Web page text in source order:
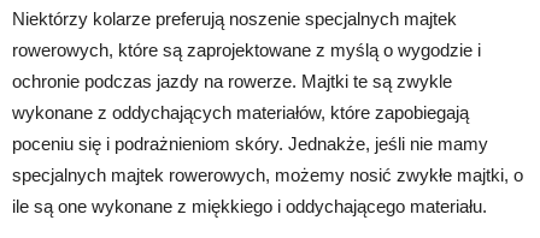
Niektórzy kolarze preferują noszenie specjalnych majtek
rowerowych, które są zaprojektowane z myślą o wygodzie i
ochronie podczas jazdy na rowerze. Majtki te są zwykle
wykonane z oddychających materiałów, które zapobiegają
poceniu się i podrażnieniom skóry. Jednakże, jeśli nie mamy
specjalnych majtek rowerowych, możemy nosić zwykłe majtki, o
ile są one wykonane z miękkiego i oddychającego materiału.